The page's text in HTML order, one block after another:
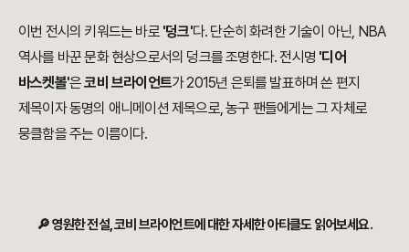
이번 전시의 키워드는 바로 '덩크'다. 단순히 화려한 기술이 아닌, NBA
역사를 바꾼 문화 현상으로서의 덩크를 조명한다. 전시명 '디어
바스켓볼'은코비 브라이언트가 2015년 은퇴를 발표하며 쓴 편지
제목이자 동명의 애니메이션 제목으로, 농구 팬들에게는 그 자체로
뭉클함을 주는 이름이다.
🔎 영원한 전설, 코비 브라이언트에 대한 자세한 아티클도 읽어보세요.